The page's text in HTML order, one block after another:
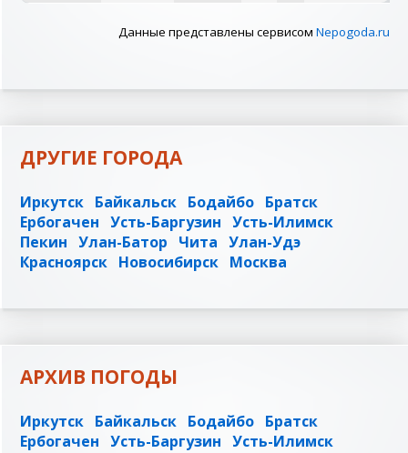
Данные представлены сервисом Nepogoda.ru
ДРУГИЕ ГОРОДА
Иркутск Байкальск Бодайбо Братск
Ербогачен Усть-Баргузин Усть-Илимск
Пекин Улан-Батор Чита Улан-Удэ
Красноярск Новосибирск Москва
АРХИВ ПОГОДЫ
Иркутск Байкальск Бодайбо Братск
Ербогачен Усть-Баргузин Усть-Илимск